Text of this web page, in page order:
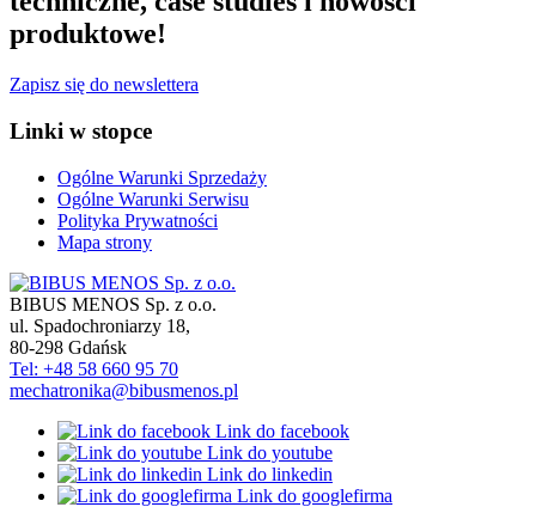
produktowe!
Zapisz się do newslettera
Linki w stopce
Ogólne Warunki Sprzedaży
Ogólne Warunki Serwisu
Polityka Prywatności
Mapa strony
BIBUS MENOS Sp. z o.o.
ul. Spadochroniarzy 18,
80-298 Gdańsk
Tel: +48 58 660 95 70
mechatronika@bibusmenos.pl
Link do facebook
Link do youtube
Link do linkedin
Link do googlefirma